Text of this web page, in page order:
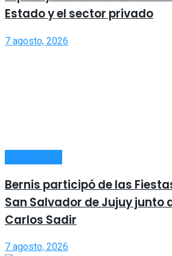
Estado y el sector privado
7 agosto, 2026
Bernis participó de las
San Salvador de Jujuy junto
Carlos Sadir
7 agosto, 2026